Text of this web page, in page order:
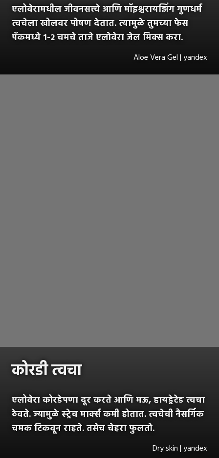
एलोवेरामधील जीवनसत्त्वे आणि मॉइश्चरायझिंग गुणधर्म
त्वचेला खोलवर पोषण देतात. त्यामुळे तुमच्या फेस
पॅकमध्ये १-२ चमचे ताजे एलोवेरा जेल मिक्स करा.
Aloe Vera Gel | yandex
कोरडी त्वचा
एलोवेरा कोरडेपणा दूर करते आणि मऊ, हायड्रेटेड त्वचा
ठेवते. ज्यामुळे स्ट्रेच मार्क्स कमी होतात. त्वचेची नैसर्गिक
चमक टिकवून राहते. तसेच चेहरा फुलतो.
Dry skin | yandex